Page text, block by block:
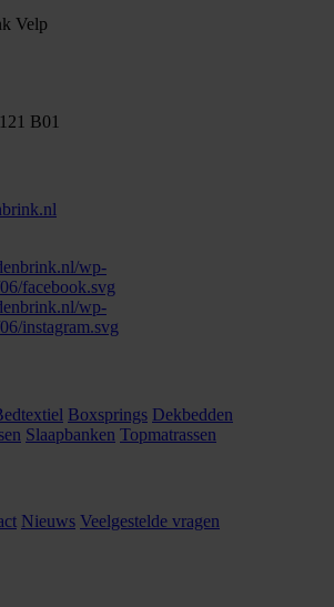
Velp
B01
Boxsprings Dekbedden
Slaapbanken Topmatrassen
Nieuws Veelgestelde vragen